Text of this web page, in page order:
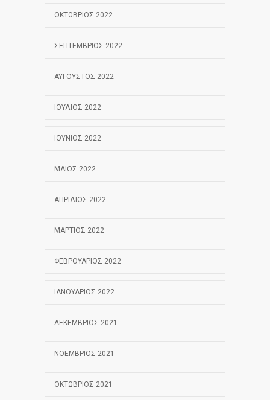
ΟΚΤΏΒΡΙΟΣ 2022
ΣΕΠΤΈΜΒΡΙΟΣ 2022
ΑΎΓΟΥΣΤΟΣ 2022
ΙΟΎΛΙΟΣ 2022
ΙΟΎΝΙΟΣ 2022
ΜΆΙΟΣ 2022
ΑΠΡΊΛΙΟΣ 2022
ΜΆΡΤΙΟΣ 2022
ΦΕΒΡΟΥΆΡΙΟΣ 2022
ΙΑΝΟΥΆΡΙΟΣ 2022
ΔΕΚΈΜΒΡΙΟΣ 2021
ΝΟΈΜΒΡΙΟΣ 2021
ΟΚΤΏΒΡΙΟΣ 2021